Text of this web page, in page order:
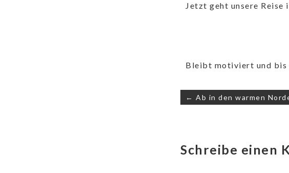
Jetzt geht unsere
Bleibt motiviert und bis
← Ab in den warmen
Schreibe einen